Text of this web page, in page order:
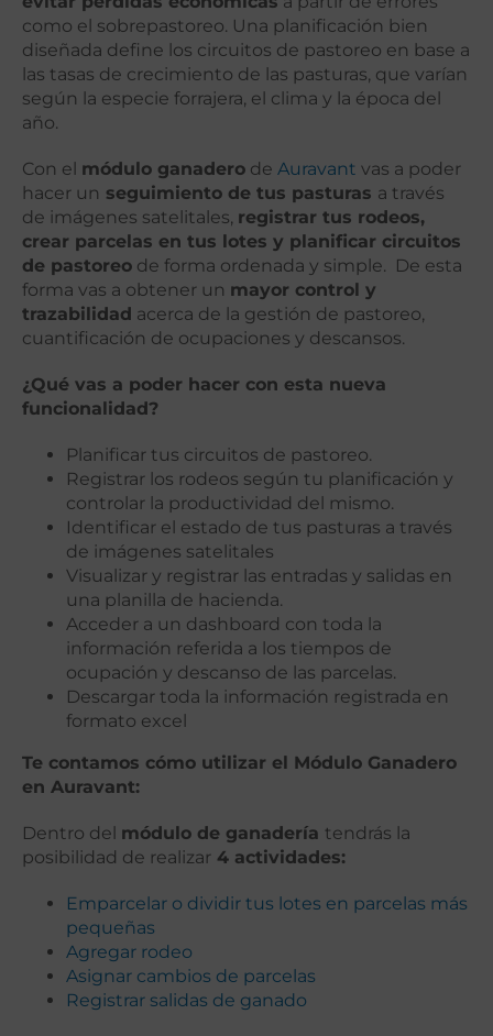
como el sobrepastoreo. Una planificación bien
diseñada define los circuitos de pastoreo en base a
las tasas de crecimiento de las pasturas, que varían
según la especie forrajera, el clima y la época del
año.
Con el módulo ganadero de Auravant vas a poder
hacer un seguimiento de tus pasturas a través
de imágenes satelitales, registrar tus rodeos,
crear parcelas en tus lotes y planificar circuitos
de pastoreo de forma ordenada y simple. De esta
forma vas a obtener un mayor control y
trazabilidad acerca de la gestión de pastoreo,
cuantificación de ocupaciones y descansos.
¿Qué vas a poder hacer con esta nueva
funcionalidad?
Planificar tus circuitos de pastoreo.
Registrar los rodeos según tu planificación y
controlar la productividad del mismo.
Identificar el estado de tus pasturas a través
de imágenes satelitales
Visualizar y registrar las entradas y salidas en
una planilla de hacienda.
Acceder a un dashboard con toda la
información referida a los tiempos de
ocupación y descanso de las parcelas.
Descargar toda la información registrada en
formato excel
Te contamos cómo utilizar el Módulo Ganadero
en Auravant:
Dentro del módulo de ganadería tendrás la
posibilidad de realizar 4 actividades:
Emparcelar o dividir tus lotes en parcelas más
pequeñas
Agregar rodeo
Asignar cambios de parcelas
Registrar salidas de ganado